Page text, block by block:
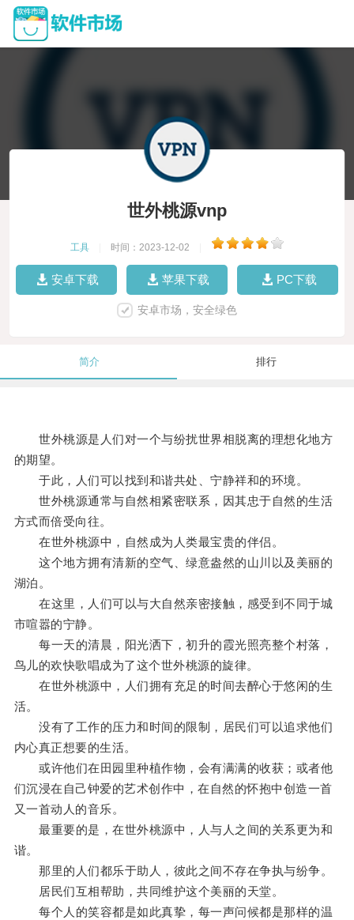
世外桃源vnp
工具 时间：2023-12-02
安卓下载 苹果下载 PC下载
安卓市场，安全绿色
简介 排行
世外桃源是人们对一个与纷扰世界相脱离的理想化地方
的期望。
于此，人们可以找到和谐共处、宁静祥和的环境。
世外桃源通常与自然相紧密联系，因其忠于自然的生活
方式而倍受向往。
在世外桃源中，自然成为人类最宝贵的伴侣。
这个地方拥有清新的空气、绿意盎然的山川以及美丽的
湖泊。
在这里，人们可以与大自然亲密接触，感受到不同于城
市喧嚣的宁静。
每一天的清晨，阳光洒下，初升的霞光照亮整个村落，
鸟儿的欢快歌唱成为了这个世外桃源的旋律。
在世外桃源中，人们拥有充足的时间去醉心于悠闲的生
活。
没有了工作的压力和时间的限制，居民们可以追求他们
内心真正想要的生活。
或许他们在田园里种植作物，会有满满的收获；或者他
们沉浸在自己钟爱的艺术创作中，在自然的怀抱中创造一首
又一首动人的音乐。
最重要的是，在世外桃源中，人与人之间的关系更为和
谐。
那里的人们都乐于助人，彼此之间不存在争执与纷争。
居民们互相帮助，共同维护这个美丽的天堂。
每个人的笑容都是如此真挚，每一声问候都是那样的温